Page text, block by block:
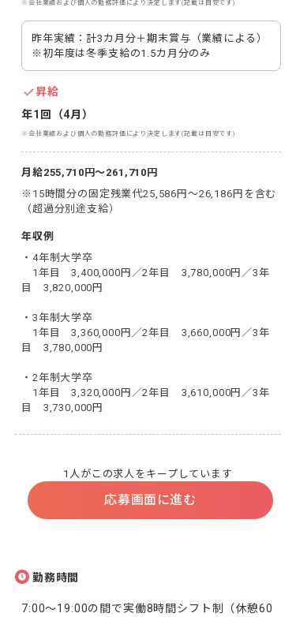
※会社業績および個人の勤務評価により決定します(記載は目安です)
昨年実績：計3カ月分＋期末賞与（業績による）
※初年度は冬季支給の1.5カ月分のみ
昇給
年1回（4月）
※会社業績および個人の勤務評価により決定します(記載は目安です)
月給255,710円～261,710円
※15時間分の固定残業代25,586円～26,186円を含む
（超過分別途支給）
年収例
・4年制大学卒
1年目　3,400,000円／2年目　3,780,000円／3年
目　3,820,000円
・3年制大学卒
1年目　3,360,000円／2年目　3,660,000円／3年
目　3,780,000円
・2年制大学卒
1年目　3,320,000円／2年目　3,610,000円／3年
目　3,730,000円
1人がこの求人をキープしています
応募画面に進む
勤務時間
7:00～19:00の間で実働8時間シフト制（休憩60